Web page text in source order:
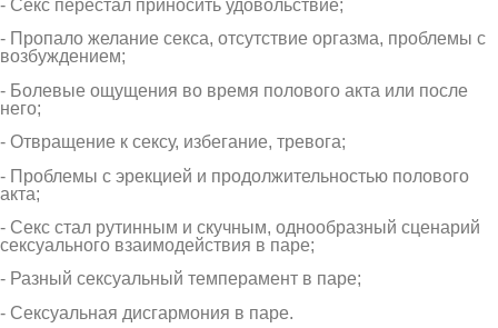
- Секс перестал приносить удовольствие;
- Пропало желание секса, отсутствие оргазма, проблемы с
возбуждением;
- Болевые ощущения во время полового акта или после
него;
- Отвращение к сексу, избегание, тревога;
- Проблемы с эрекцией и продолжительностью полового
акта;
- Секс стал рутинным и скучным, однообразный сценарий
сексуального взаимодействия в паре;
- Разный сексуальный темперамент в паре;
- Сексуальная дисгармония в паре.